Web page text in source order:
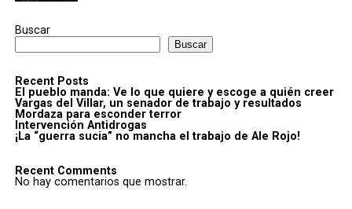
Buscar
Buscar
Recent Posts
El pueblo manda: Ve lo que quiere y escoge a quién creer
Vargas del Villar, un senador de trabajo y resultados
Mordaza para esconder terror
Intervención Antidrogas
¡La “guerra sucia” no mancha el trabajo de Ale Rojo!
Recent Comments
No hay comentarios que mostrar.